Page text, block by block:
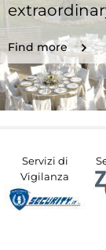
Find more
Servizi di
Vigilanza